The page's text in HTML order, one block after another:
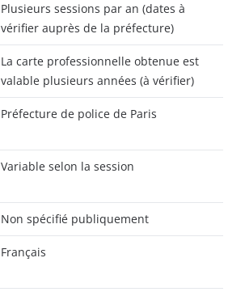
Plusieurs sessions par an (dates à
vérifier auprès de la préfecture)
La carte professionnelle obtenue est
valable plusieurs années (à vérifier)
Préfecture de police de Paris
Variable selon la session
Non spécifié publiquement
Français